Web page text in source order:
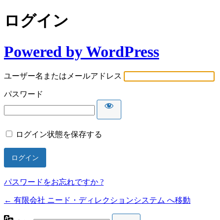
ログイン
Powered by WordPress
ユーザー名またはメールアドレス
パスワード
ログイン状態を保存する
パスワードをお忘れですか ?
← 有限会社 ニード・ディレクションシステム へ移動